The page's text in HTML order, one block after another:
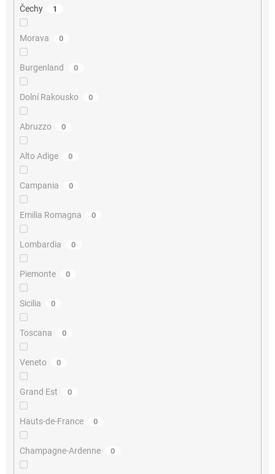
Čechy 1
Morava 0
Burgenland 0
Dolní Rakousko 0
Abruzzo 0
Alto Adige 0
Campania 0
Emilia Romagna 0
Lombardia 0
Piemonte 0
Sicilia 0
Toscana 0
Veneto 0
Grand Est 0
Hauts-de-France 0
Champagne-Ardenne 0